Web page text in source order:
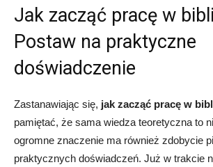
Jak zacząć pracę w
Postaw na praktyczne
doświadczenie
Zastanawiając się, jak zacząć pracę w
pamiętać, że sama wiedza teoretyczna to
ogromne znaczenie ma również zdobycie
praktycznych doświadczeń. Już w trakcie